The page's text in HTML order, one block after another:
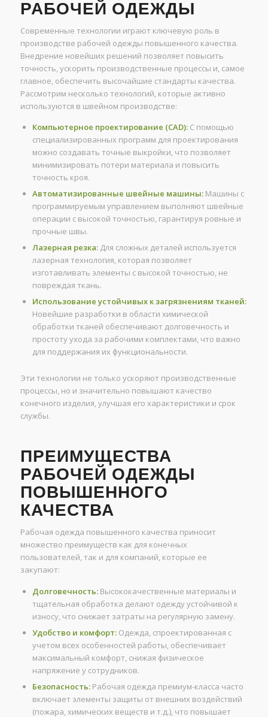
РАБОЧЕЙ ОДЕЖДЫ
Современные технологии играют ключевую роль в
производстве рабочей одежды повышенного качества.
Внедрение новейших решений позволяет повысить
точность, ускорить производственные процессы и, самое
главное, обеспечить высочайшие стандарты качества.
Рассмотрим несколько технологий, которые активно
используются в швейном производстве:
Компьютерное проектирование (CAD):С помощью
специализированных программ для проектирования
можно создавать точные выкройки, что позволяет
минимизировать потери материала и повысить
точность кроя.
Автоматизированные швейные машины:Машины с
программируемым управлением выполняют швейные
операции с высокой точностью, гарантируя ровные и
прочные швы.
Лазерная резка:Для сложных деталей используется
лазерная технология, которая позволяет
изготавливать элементы с высокой точностью, не
повреждая ткань.
Использование устойчивых к загрязнениям тканей:
Новейшие разработки в области химической
обработки тканей обеспечивают долговечность и
простоту ухода за рабочими комплектами, что важно
для поддержания их функциональности.
Эти технологии не только ускоряют производственные
процессы, но и значительно повышают качество
конечного изделия, улучшая его характеристики и срок
службы.
ПРЕИМУЩЕСТВА
РАБОЧЕЙ ОДЕЖДЫ
ПОВЫШЕННОГО
КАЧЕСТВА
Рабочая одежда повышенного качества приносит
множество преимуществ как для конечных
пользователей, так и для компаний, которые ее
закупают:
Долговечность:Высококачественные материалы и
тщательная обработка делают одежду устойчивой к
износу, что снижает затраты на регулярную замену.
Удобство и комфорт:Одежда, спроектированная с
учетом всех особенностей работы, обеспечивает
максимальный комфорт, снижая физическое
напряжение у сотрудников.
Безопасность:Рабочая одежда премиум-класса часто
включает элементы защиты от внешних воздействий
(пожара, химических веществ и т.д.), что повышает